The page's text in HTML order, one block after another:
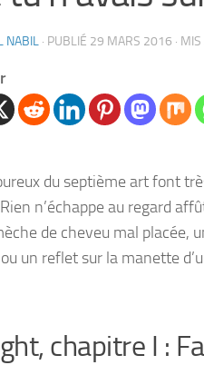
NABIL · PUBLIÉ 29 MARS 2016 ·
du septième art font
n’échappe au regard
de cheveu mal placée,
un reflet sur la manette
chapitre I :